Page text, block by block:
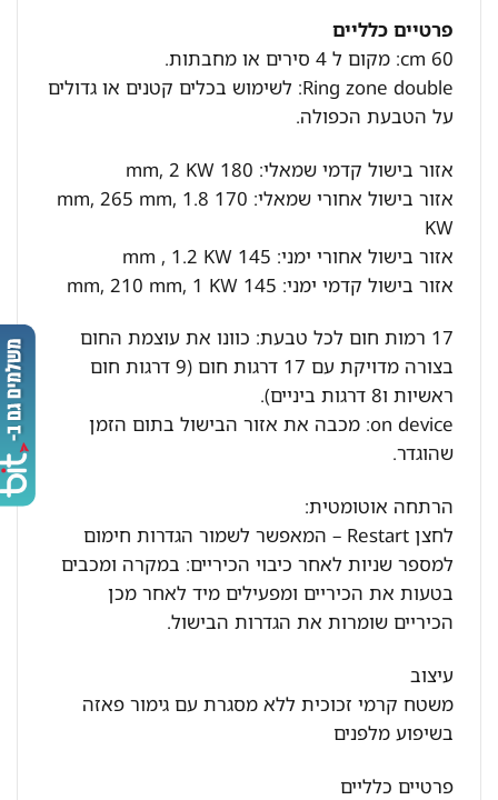
פרטיים כלליים
60 cm: מקום ל 4 סירים או מחבתות.
Ring zone double: לשימוש בכלים קטנים או גדולים
על הטבעת הכפולה.
אזור בישול קדמי שמאלי: 180 mm, 2 KW
אזור בישול אחורי שמאלי: 170 mm, 265 mm, 1.8
KW
אזור בישול אחורי ימני: 145 mm , 1.2 KW
אזור בישול קדמי ימני: 145 mm, 210 mm, 1 KW
17 רמות חום לכל טבעת: כוונו את עוצמת החום
בצורה מדויקת עם 17 דרגות חום (9 דרגות חום
ראשיות ו8 דרגות ביניים).
on device: מכבה את אזור הבישול בתום הזמן
שהוגדר.
הרתחה אוטומטית:
לחצן Restart – המאפשר לשמור הגדרות חימום
למספר שניות לאחר כיבוי הכיריים: במקרה ומכבים
בטעות את הכיריים ומפעילים מיד לאחר מכן
הכיריים שומרות את הגדרות הבישול.
עיצוב
משטח קרמי זכוכית ללא מסגרת עם גימור פאזה
בשיפוע מלפנים
פרטיים כלליים